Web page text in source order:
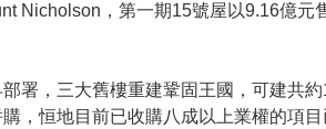
Nicholson，第一期15號屋以9.16億
部署，三大舊樓重建鞏固王國，可建共
，恒地目前已收購八成以上業權的項